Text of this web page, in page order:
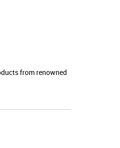
from renowned